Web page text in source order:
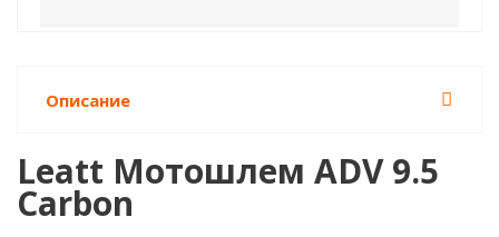
Описание
Leatt Мотошлем ADV 9.5
Carbon